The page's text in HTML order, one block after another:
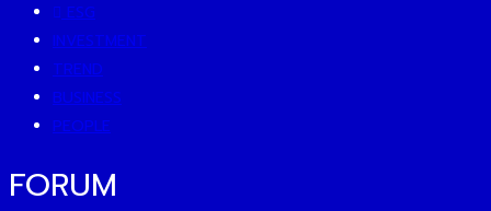
ESG
INVESTMENT
TREND
BUSINESS
PEOPLE
FORUM